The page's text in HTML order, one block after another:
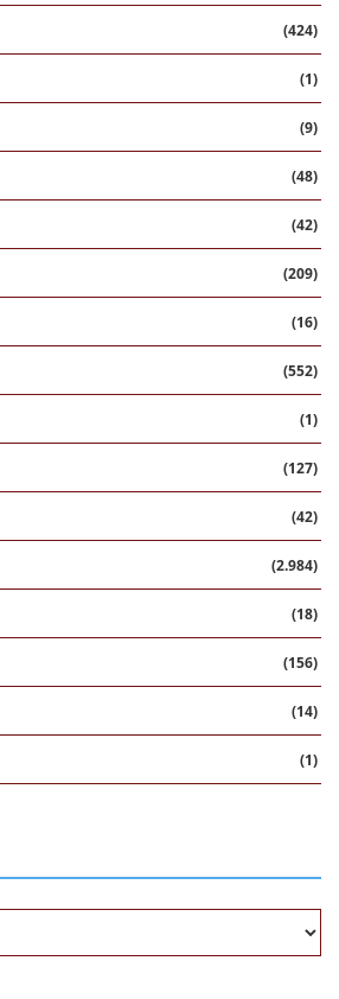
(424)
(1)
(9)
(48)
(42)
(209)
(16)
(552)
(1)
(127)
(42)
(2.984)
(18)
(156)
(14)
(1)